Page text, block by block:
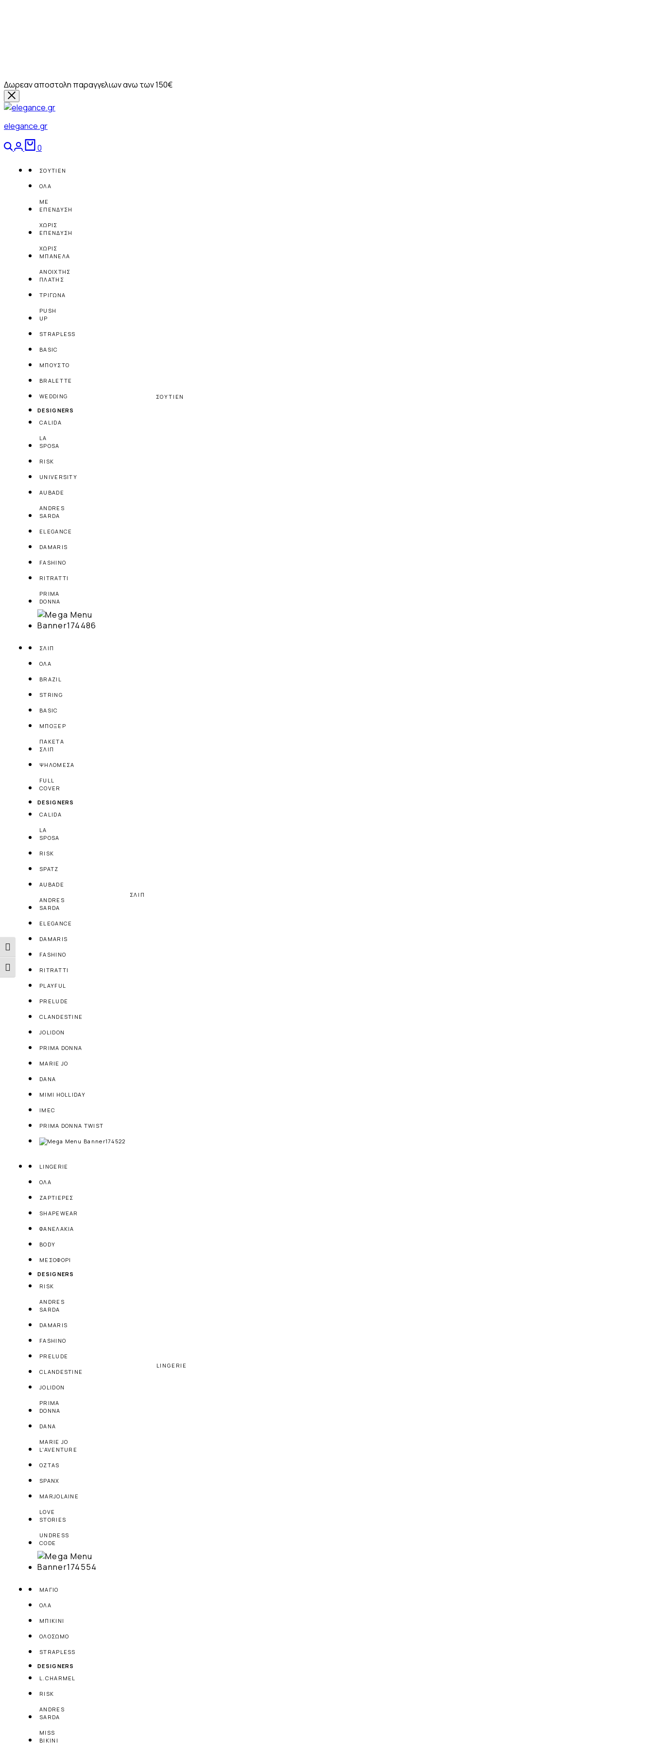
Εναλλαγή Υψηλής Αντίθεσης
Εναλλαγή Μεγέθους Γραμμάτων
Δωρεαν αποστολη παραγγελιων ανω των 150€
elegance.gr
Αναζήτηση
Login
0
ΣΟΥΤΙΕΝ
ΟΛΑ
ΜΕ
ΕΠΕΝΔΥΣΗ
ΧΩΡΙΣ
ΕΠΕΝΔΥΣΗ
ΧΩΡΙΣ
ΜΠΑΝΕΛΑ
ΑΝΟΙΧΤΗΣ
ΠΛΑΤΗΣ
ΤΡΙΓΩΝΑ
PUSH
UP
STRAPLESS
BASIC
ΜΠΟΥΣΤΟ
BRALETTE
WEDDING
DESIGNERS
CALIDA
LA
SPOSA
RISK
UNIVERSITY
AUBADE
ANDRES
SARDA
ELEGANCE
DAMARIS
FASHINO
RITRATTI
PRIMA
DONNA
ΣΟΥΤΙΕΝ
ΣΛΙΠ
ΟΛΑ
BRAZIL
STRING
BASIC
ΜΠΟΞΕΡ
ΠΑΚΕΤΑ
ΣΛΙΠ
ΨΗΛΟΜΕΣΑ
FULL
COVER
DESIGNERS
CALIDA
LA
SPOSA
RISK
SPATZ
AUBADE
ANDRES
SARDA
ELEGANCE
DAMARIS
FASHINO
RITRATTI
PLAYFUL
PRELUDE
CLANDESTINE
JOLIDON
PRIMA DONNA
MARIE JO
DANA
MIMI HOLLIDAY
IMEC
PRIMA DONNA TWIST
ΣΛΙΠ
LINGERIE
ΟΛΑ
ΖΑΡΤΙΕΡΕΣ
SHAPEWEAR
ΦΑΝΕΛΑΚΙΑ
BODY
ΜΕΣΟΦΟΡΙ
DESIGNERS
RISK
ANDRES
SARDA
DAMARIS
FASHINO
PRELUDE
CLANDESTINE
JOLIDON
PRIMA
DONNA
DANA
MARIE JO
L'AVENTURE
OZTAS
SPANX
MARJOLAINE
LOVE
STORIES
UNDRESS
CODE
LINGERIE
ΜΑΓΙΟ
ΟΛΑ
ΜΠΙΚΙΝΙ
ΟΛΟΣΩΜΟ
STRAPLESS
DESIGNERS
L.CHARMEL
RISK
ANDRES
SARDA
MISS
BIKINI